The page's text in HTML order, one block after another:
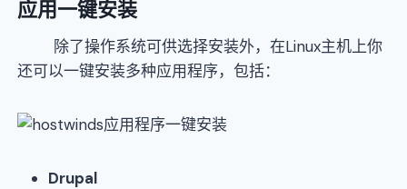
应用一键安装
除了操作系统可供选择安装外，在Linux主机上你
还可以一键安装多种应用程序，包括：
Drupal